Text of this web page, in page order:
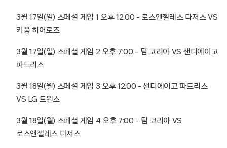
3월 17일(일) 스페셜 게임 1 오후 12:00 – 로스앤젤레스 다저스 VS
키움 히어로즈
3월 17일(일) 스페셜 게임 2 오후 7:00 – 팀 코리아 VS 샌디에이고
파드리스
3월 18일(월) 스페셜 게임 3 오후 12:00 – 샌디에이고 파드리스
VS LG 트윈스
3월 18일(월) 스페셜 게임 4 오후 7:00 – 팀 코리아 VS
로스앤젤레스 다저스